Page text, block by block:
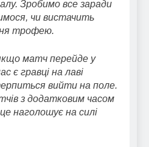
Зробимо все заради
чи вистачить
трофею.
матч перейде у
є гравці на лаві
вийти на поле.
з додатковим часом
наголошує на силі